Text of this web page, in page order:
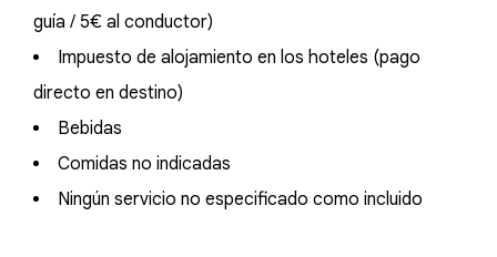
guía / 5€ al conductor)
Impuesto de alojamiento en los hoteles (pago
directo en destino)
Bebidas
Comidas no indicadas
Ningún servicio no especificado como incluido